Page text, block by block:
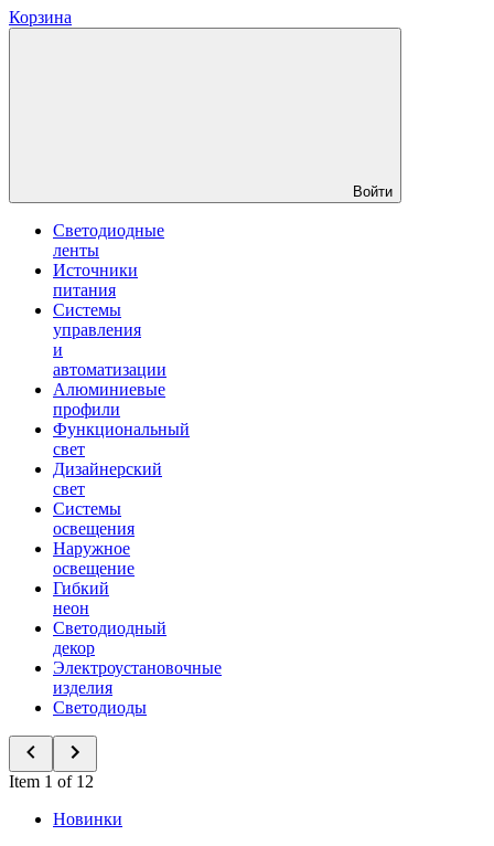
Корзина
Войти
Светодиодные
ленты
Источники
питания
Системы
управления
и
автоматизации
Алюминиевые
профили
Функциональный
свет
Дизайнерский
свет
Системы
освещения
Наружное
освещение
Гибкий
неон
Светодиодный
декор
Электроустановочные
изделия
Светодиоды
Item 1 of 12
Новинки